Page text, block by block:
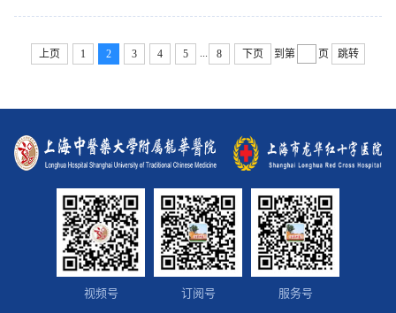
上页 1 2 3 4 5 8 下页 到第 页 跳转
视频号 订阅号 服务号